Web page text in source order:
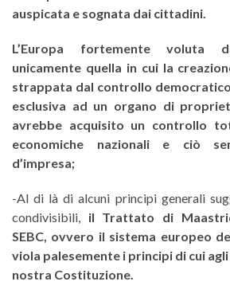
auspicata e sognata dai cittadini.
L’Europa fortemente voluta
unicamente quella in cui la
strappata dal controllo
esclusiva ad un organo di
avrebbe acquisito un controllo
economiche nazionali e ciò
d’impresa;
-Al di là di alcuni principi generali
condivisibili, il Trattato di
SEBC, ovvero il sistema europeo
viola palesemente i principi di cui
nostra Costituzione.